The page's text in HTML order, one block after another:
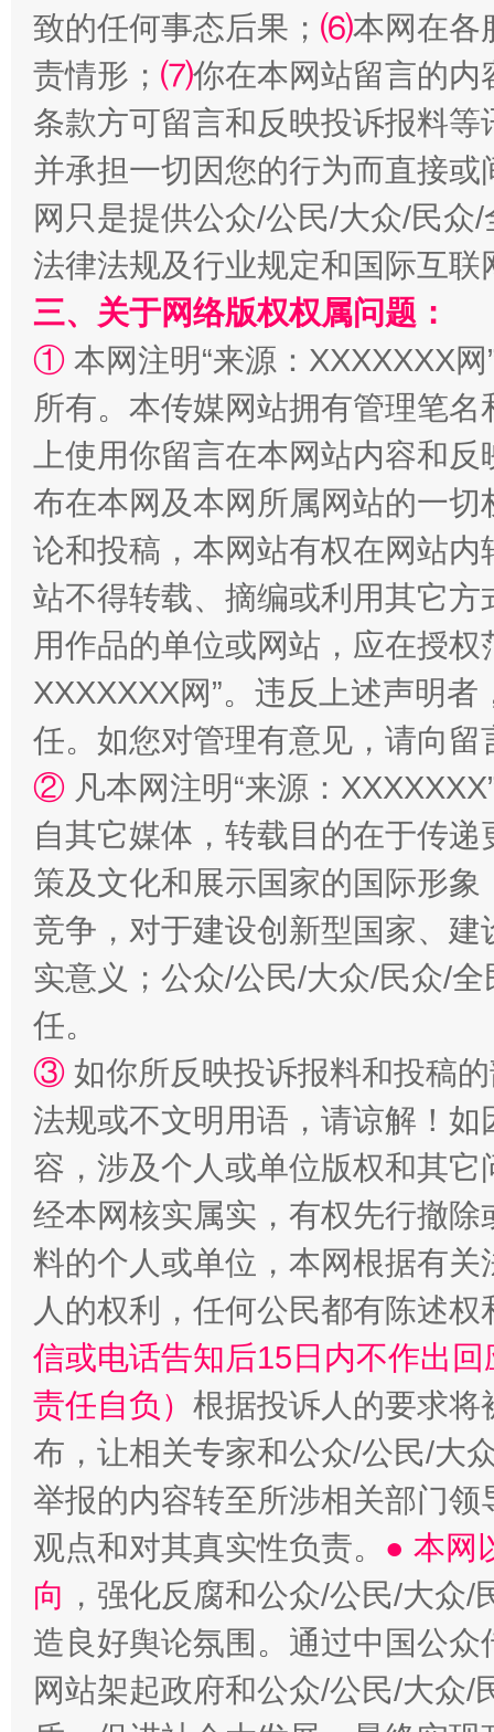
阿坝州三大球赛在茂县开幕 规模
国家大学科技园优化重塑工作
扯下公款旅游的“隐身衣” 如何以
致的任何事态后果； ⑹本网在各
责情形； ⑺你在本网站留言的内
条款方可留言和反映投诉报料
并承担一切因您的行为而直接
网只是提供公众/公民/大众/民
法律法规及行业规定和国际互
三、关于网络版权权属问题：
① 本网注明“来源：XXXXXXX
所有。本传媒网站拥有管理笔
上使用你留言在本网站内容和
布在本网及本网所属网站的一
论和投稿，本网站有权在网站
站不得转载、摘编或利用其它
用作品的单位或网站，应在授
XXXXXXX网”。违反上述声明
任。如您对管理有意见，请向
② 凡本网注明“来源：
自其它媒体，转载目的在于传
策及文化和展示国家的国际形
竞争，对于建设创新型国家、
实意义；公众/公民/大众/民众/
任。
③ 如你所反映投诉报料和投稿
法规或不文明用语，请谅解！
容，涉及个人或单位版权和其它
经本网核实属实，有权先行撤
料的个人或单位，本网根据有
人的权利，任何公民都有陈述
信或电话告知后15日内不作出
责任自负） 根据投诉人的要求将
布，让相关专家和公众/公民/大
举报的内容转至所涉相关部门
观点和对其真实性负责。 ● 本网
向 ，强化反腐和公众/公民/大众
造良好舆论氛围。通过中国公
网站架起政府和公众/公民/大众